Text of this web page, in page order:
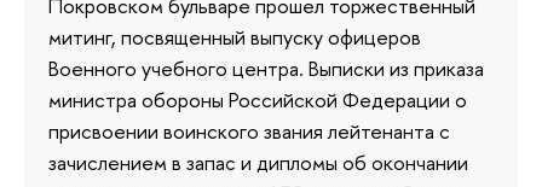
митинг, посвященный выпуску офицеров
Военного учебного центра. Выписки из приказа
министра обороны Российской Федерации о
присвоении воинского звания лейтенанта с
зачислением в запас и дипломы об окончании